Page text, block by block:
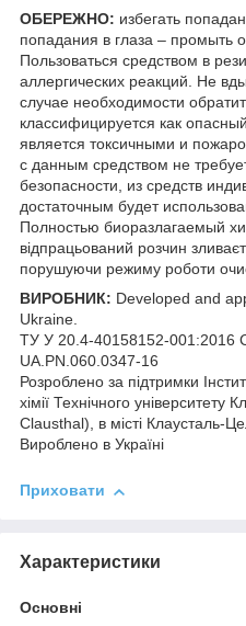
ОБЕРЕЖНО: избегать
попадания в глаза – промыть
Пользоваться средством в
аллергических реакций. Не
случае необходимости
классифицируется как
является токсичными и
с данным средством не
безопасности, из средств
достаточным будет
Полностью биоразлагаемый
відпрацьований розчин
порушуючи режиму роботи
ВИРОБНИК: Developed and
Ukraine.
ТУ У 20.4-40158152-001:2016
UA.PN.060.0347-16
Розроблено за підтримки
хімії Технічного
Clausthal), в місті Клаусталь-
Вироблено в Україні
Приховати
Характеристики
Основні